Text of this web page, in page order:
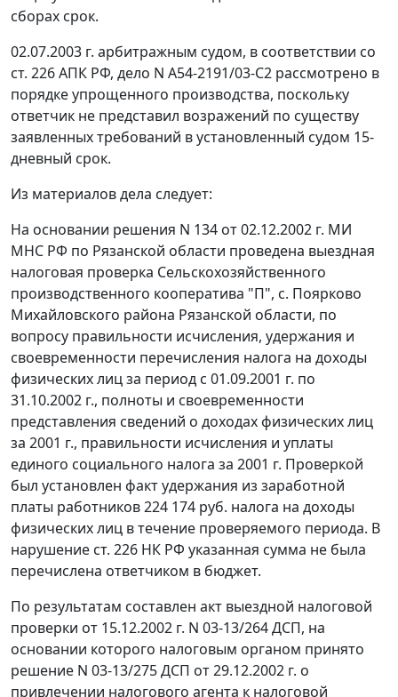
сборах срок.
02.07.2003 г. арбитражным судом, в соответствии со
ст. 226АПК РФ, дело N А54-2191/03-С2 рассмотрено в
порядке упрощенного производства, поскольку
ответчик не представил возражений по существу
заявленных требований в установленный судом 15-
дневный срок.
Из материалов дела следует:
На основании решения N 134 от 02.12.2002 г. МИ
МНС РФ по Рязанской области проведена выездная
налоговая проверка Сельскохозяйственного
производственного кооператива "П", с. Поярково
Михайловского района Рязанской области, по
вопросу правильности исчисления, удержания и
своевременности перечисления налога на доходы
физических лиц за период с 01.09.2001 г. по
31.10.2002 г., полноты и своевременности
представления сведений о доходах физических лиц
за 2001 г., правильности исчисления и уплаты
единого социального налога за 2001 г. Проверкой
был установлен факт удержания из заработной
платы работников 224 174 руб. налога на доходы
физических лиц в течение проверяемого периода. В
нарушение ст. 226 НК РФ указанная сумма не была
перечислена ответчиком в бюджет.
По результатам составлен акт выездной налоговой
проверки от 15.12.2002 г. N 03-13/264 ДСП, на
основании которого налоговым органом принято
решение N 03-13/275 ДСП от 29.12.2002 г. о
привлечении налогового агента к налоговой